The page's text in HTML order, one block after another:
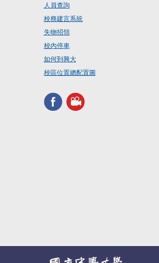
人員查詢
校務建言系統
失物招領
校內停車
如何到興大
校區位置總配置圖